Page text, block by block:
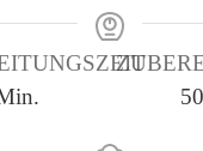
50